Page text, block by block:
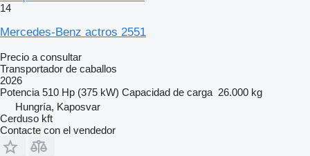
14
Mercedes-Benz actros 2551
Precio a consultar
Transportador de caballos
2026
Potencia 510 Hp (375 kW) Capacidad de carga 26.000 kg
Hungría, Kaposvar
Cerduso kft
Contacte con el vendedor